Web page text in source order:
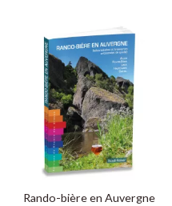
Rando-bière en Auvergne